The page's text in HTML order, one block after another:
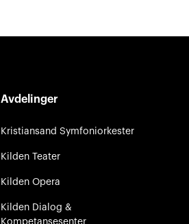
Avdelinger
Kristiansand Symfoniorkester
Kilden Teater
Kilden Opera
Kilden Dialog &
Kompetansesenter